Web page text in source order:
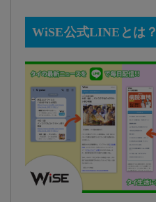
WiSE公式LINEとは？